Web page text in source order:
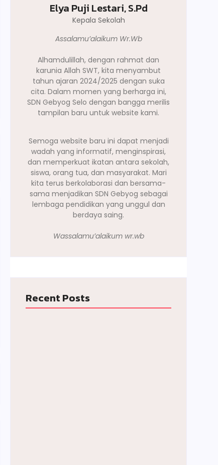
Elya Puji Lestari, S.Pd
Kepala Sekolah
Assalamu’alaikum Wr.Wb
Alhamdulillah, dengan rahmat dan
karunia Allah SWT, kita menyambut
tahun ajaran 2024/2025 dengan suka
cita. Dalam momen yang berharga ini,
SDN Gebyog Selo dengan bangga merilis
tampilan baru untuk website kami.
Semoga website baru ini dapat menjadi
wadah yang informatif, menginspirasi,
dan memperkuat ikatan antara sekolah,
siswa, orang tua, dan masyarakat. Mari
kita terus berkolaborasi dan bersama-
sama menjadikan SDN Gebyog sebagai
lembaga pendidikan yang unggul dan
berdaya saing.
Wassalamu’alaikum wr.wb
Recent Posts